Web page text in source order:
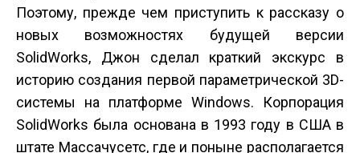
Поэтому, прежде чем приступить к рассказу о
новых возможностях будущей версии
SolidWorks, Джон сделал краткий экскурс в
историю создания первой параметрической 3D-
системы на платформе Windows. Корпорация
SolidWorks была основана в 1993 году в США в
штате Массачусетс, где и поныне располагается